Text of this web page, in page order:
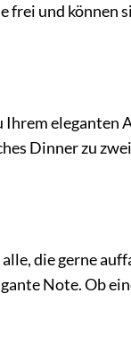
frei und können
eleganten
Dinner zu
die gerne
Note. Ob